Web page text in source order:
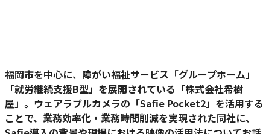
福岡市を中心に、障がい福祉サービス「グループホーム」
「就労継続支援B型」を展開されている「株式会社希樹
屋」。ウェアラブルカメラの「Safie Pocket2」を活用する
ことで、業務効率化・業務時間削減を実現された同社に、